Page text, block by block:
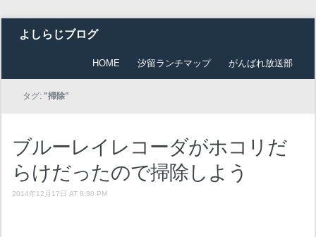
よしらじブログ
HOME 汐留ランチマップ がんばれ放送部
タグ: "掃除"
ブルーレイレコーダがホコリだ
らけだったので掃除しよう
2014年12月17日 AT 8:30 PM